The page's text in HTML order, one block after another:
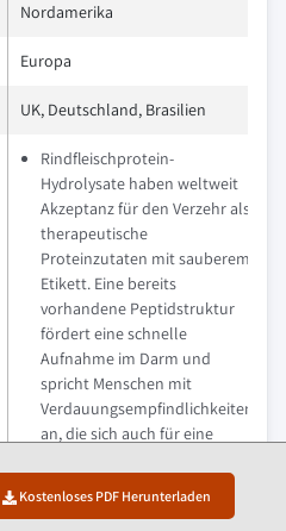
Kostenloses PDF Herunterladen
Nordamerika
Europa
UK, Deutschland, Brasilien
Rindfleischprotein-
Hydrolysate haben weltweit
Akzeptanz für den Verzehr als
therapeutische
Proteinzutaten mit sauberem
Etikett. Eine bereits
vorhandene Peptidstruktur
fördert eine schnelle
Aufnahme im Darm und
spricht Menschen mit
Verdauungsempfindlichkeiten
an, die sich auch für eine
Ähnlich bietet diese